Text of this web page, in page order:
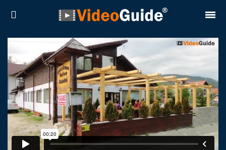
Locuri
Destinații
Prețuri
Contact
Despre noi